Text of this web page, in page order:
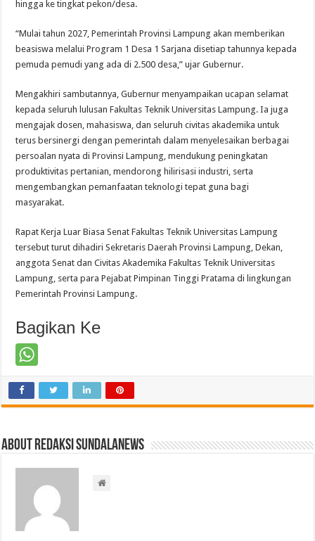
hingga ke tingkat pekon/desa.
“Mulai tahun 2027, Pemerintah Provinsi Lampung akan memberikan
beasiswa melalui Program 1 Desa 1 Sarjana disetiap tahunnya kepada
pemuda pemudi yang ada di 2.500 desa,” ujar Gubernur.
Mengakhiri sambutannya, Gubernur menyampaikan ucapan selamat
kepada seluruh lulusan Fakultas Teknik Universitas Lampung. Ia juga
mengajak dosen, mahasiswa, dan seluruh civitas akademika untuk
terus bersinergi dengan pemerintah dalam menyelesaikan berbagai
persoalan nyata di Provinsi Lampung, mendukung peningkatan
produktivitas pertanian, mendorong hilirisasi industri, serta
mengembangkan pemanfaatan teknologi tepat guna bagi
masyarakat.
Rapat Kerja Luar Biasa Senat Fakultas Teknik Universitas Lampung
tersebut turut dihadiri Sekretaris Daerah Provinsi Lampung, Dekan,
anggota Senat dan Civitas Akademika Fakultas Teknik Universitas
Lampung, serta para Pejabat Pimpinan Tinggi Pratama di lingkungan
Pemerintah Provinsi Lampung.
Bagikan Ke
About Redaksi Sundalanews